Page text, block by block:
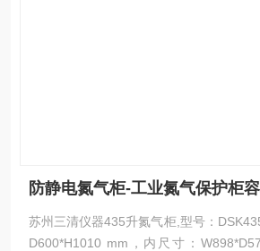
防静电氮气柜-工业氮气保护柜
苏州三清仪器435升氮气柜,型号：
D600*H1010 mm，内尺寸：